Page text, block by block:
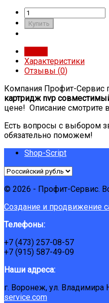
Характеристики
Отзывы (0)
Компания Профит-Сервис
картридж nvp
цене! Описание смотрите
Есть вопросы с выбором
обязательно поможем!
Shop-Script
© 2026 - Профит-Сервис.
Создание и продвижение
Телефоны:
+7 (473) 257-08-57
+7 (915) 587-49-09
Наши адреса:
г. Воронеж, ул. Владимира
service.com